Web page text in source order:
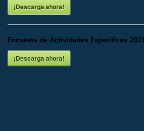
¡Descarga ahora!
Encuesta de Actividades Especificas
¡Descarga ahora!